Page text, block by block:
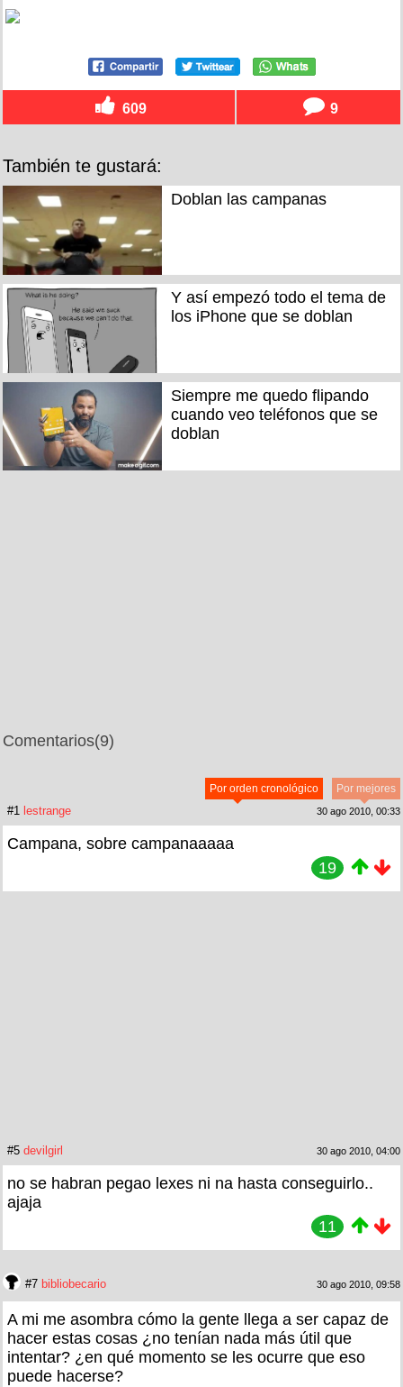
609 9
También te gustará:
Doblan las campanas
Y así empezó todo el tema de
los iPhone que se doblan
Siempre me quedo flipando
cuando veo teléfonos que se
doblan
Comentarios(9)
Por mejores
Por orden cronológico
#1 lestrange 30 ago 2010, 00:33
Campana, sobre campanaaaaa
19
#5 devilgirl 30 ago 2010, 04:00
no se habran pegao lexes ni na hasta conseguirlo..
ajaja
11
#7 bibliobecario 30 ago 2010, 09:58
A mi me asombra cómo la gente llega a ser capaz de
hacer estas cosas ¿no tenían nada más útil que
intentar? ¿en qué momento se les ocurre que eso
puede hacerse?